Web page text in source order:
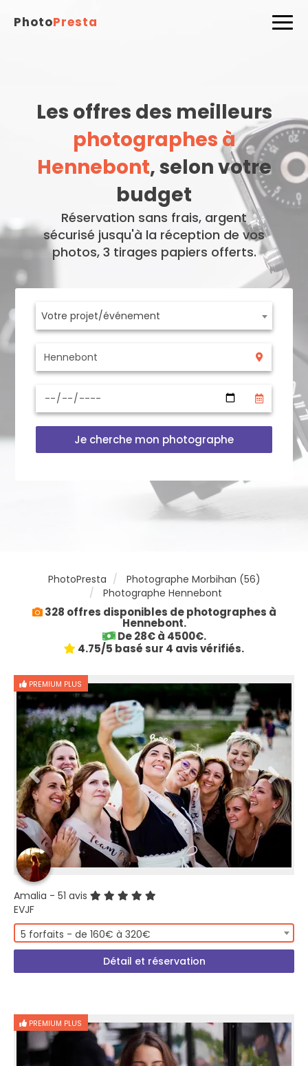
PhotoPresta
Les offres des meilleurs
photographes à
Hennebont, selon votre
budget
Réservation sans frais, argent
sécurisé jusqu'à la réception de vos
photos, 3 tirages papiers offerts.
Votre projet/événement
Je cherche mon photographe
PhotoPresta
Photographe Morbihan (56)
Photographe Hennebont
328 offres disponibles de photographes à
Hennebont.
De 28€ à 4500€.
4.75/5 basé sur 4 avis vérifiés.
PREMIUM PLUS
Amalia - 51 avis
EVJF
5 forfaits - de 160€ à 320€
Détail et réservation
PREMIUM PLUS